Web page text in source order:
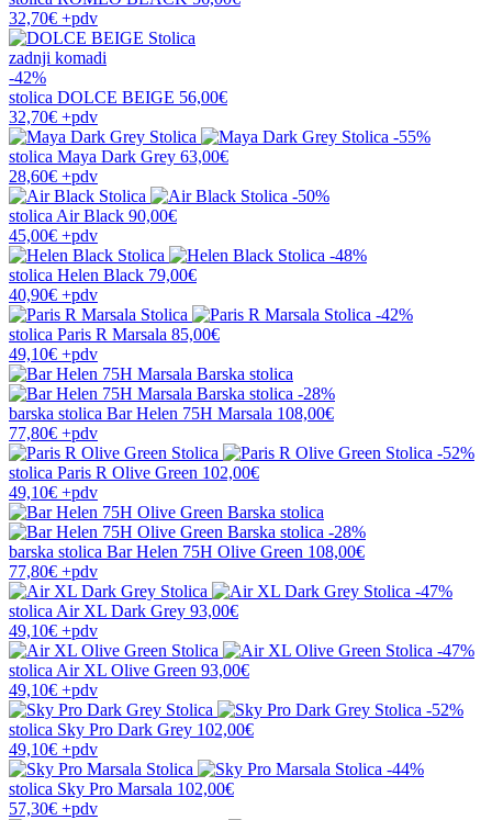
32,70€ +pdv
zadnji komadi
-42%
stolica DOLCE BEIGE 56,00€
32,70€ +pdv
-55%
stolica Maya Dark Grey 63,00€
28,60€ +pdv
-50%
stolicaAir Black 90,00€
45,00€ +pdv
-48%
stolica Helen Black 79,00€
40,90€ +pdv
-42%
stolica Paris R Marsala 85,00€
49,10€ +pdv
-28%
barska stolica Bar Helen 75H Marsala 108,00€
77,80€ +pdv
-52%
stolica Paris R Olive Green 102,00€
49,10€ +pdv
-28%
barska stolica Bar Helen 75H Olive Green 108,00€
77,80€ +pdv
-47%
stolicaAir XL Dark Grey 93,00€
49,10€ +pdv
-47%
stolicaAir XL Olive Green 93,00€
49,10€ +pdv
-52%
stolica Sky Pro Dark Grey 102,00€
49,10€ +pdv
-44%
stolica Sky Pro Marsala 102,00€
57,30€ +pdv